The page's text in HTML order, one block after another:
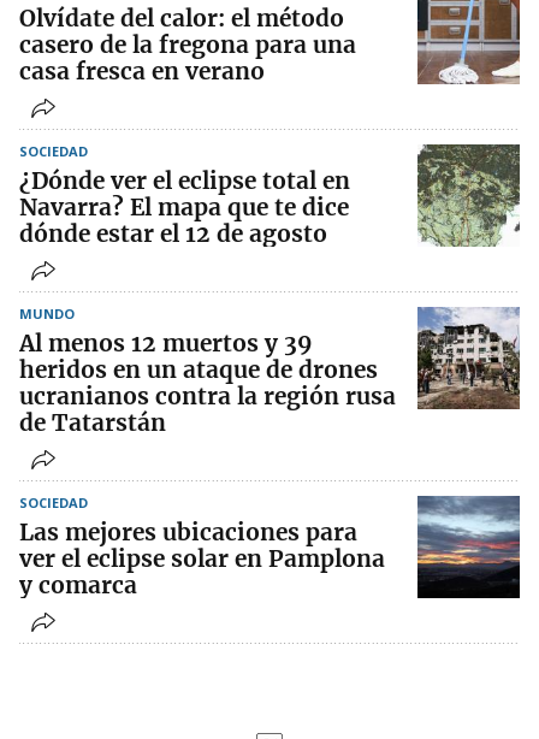
Olvídate del calor: el método
casero de la fregona para una
casa fresca en verano
SOCIEDAD
¿Dónde ver el eclipse total en
Navarra? El mapa que te dice
dónde estar el 12 de agosto
MUNDO
Al menos 12 muertos y 39
heridos en un ataque de drones
ucranianos contra la región rusa
de Tatarstán
SOCIEDAD
Las mejores ubicaciones para
ver el eclipse solar en Pamplona
y comarca